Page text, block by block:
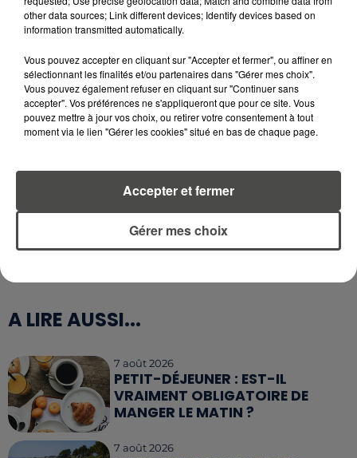
comité, organisées devant l’hôpital, et
distribuée sur les marchés. Les bénévoles
accompagner ceux qui le souhaitent dans
leur participation.
A LIRE AUSSI...
7 août 2026
PETIT-DÉJEUNER : EST-IL
VRAIMENT OBLIGATOIRE DE
MANGER LE MATIN ?
7 août 2026
other data sources; Link different devices; Identify devices based on
information transmitted automatically.
Vous pouvez accepter en cliquant sur "Accepter et fermer", ou affiner en
sélectionnant les finalités et/ou partenaires dans "Gérer mes choix".
Vous pouvez également refuser en cliquant sur "Continuer sans
accepter". Vos préférences ne s'appliqueront que pour ce site. Vous
pouvez mettre à jour vos choix, ou retirer votre consentement à tout
moment via le lien "Gérer les cookies" situé en bas de chaque page.
Gérer mes choix
Accepter et fermer